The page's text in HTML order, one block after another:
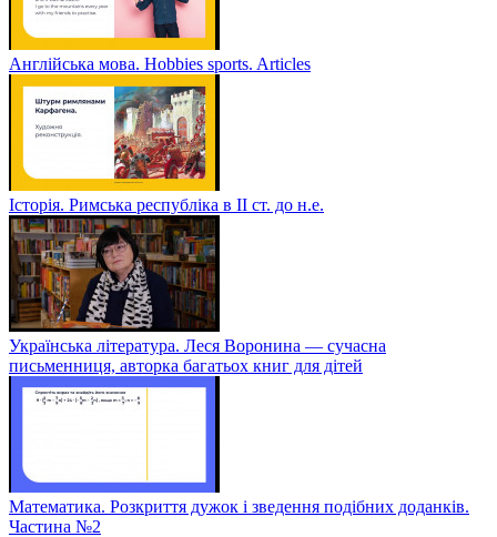
Англійська мова. Hobbies sports. Articles
Історія. Римська республіка в ІІ ст. до н.е.
Українська література. Леся Воронина — сучасна
письменниця, авторка багатьох книг для дітей
Математика. Розкриття дужок і зведення подібних доданків.
Частина №2